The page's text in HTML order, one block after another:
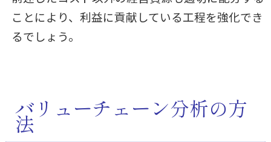
ことにより、利益に貢献している工程を強化でき
るでしょう。
バリューチェーン分析の方
法